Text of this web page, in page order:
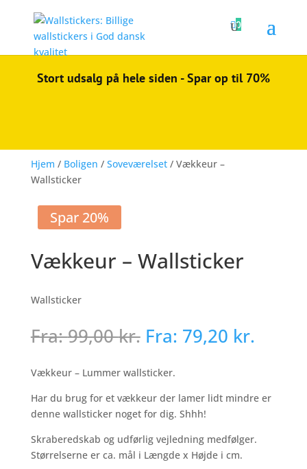
0
Stort udsalg på hele siden - Spar op til 70%
Hjem / Boligen / Soveværelset/ Vækkeur –
Wallsticker
Spar 20%
Vækkeur – Wallsticker
Wallsticker
Fra:99,00kr. Fra: 79,20 kr.
Vækkeur – Lummer wallsticker.
Har du brug for et vækkeur der lamer lidt mindre er
denne wallsticker noget for dig. Shhh!
Skraberedskab og udførlig vejledning medfølger.
Størrelserne er ca. mål i Længde x Højde i cm.